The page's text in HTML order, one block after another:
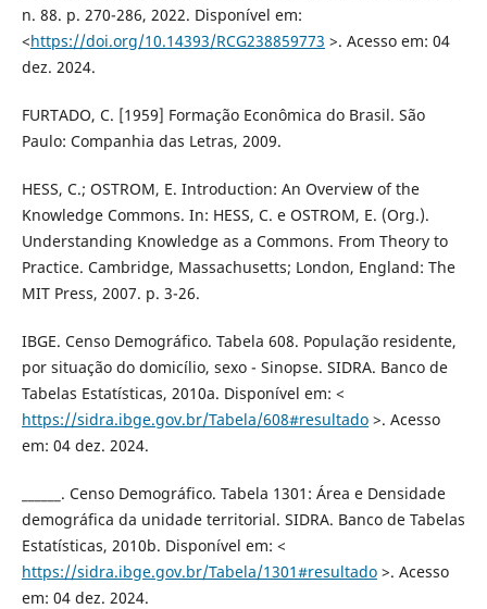
n. 88. p. 270-286, 2022. Disponível em:
<https://doi.org/10.14393/RCG238859773 >. Acesso em: 04
dez. 2024.
FURTADO, C. [1959] Formação Econômica do Brasil. São
Paulo: Companhia das Letras, 2009.
HESS, C.; OSTROM, E. Introduction: An Overview of the
Knowledge Commons. In: HESS, C. e OSTROM, E. (Org.).
Understanding Knowledge as a Commons. From Theory to
Practice. Cambridge, Massachusetts; London, England: The
MIT Press, 2007. p. 3-26.
IBGE. Censo Demográfico. Tabela 608. População residente,
por situação do domicílio, sexo - Sinopse. SIDRA. Banco de
Tabelas Estatísticas, 2010a. Disponível em: <
https://sidra.ibge.gov.br/Tabela/608#resultado>. Acesso
em: 04 dez. 2024.
______. Censo Demográfico. Tabela 1301: Área e Densidade
demográfica da unidade territorial. SIDRA. Banco de Tabelas
Estatísticas, 2010b. Disponível em: <
https://sidra.ibge.gov.br/Tabela/1301#resultado>. Acesso
em: 04 dez. 2024.